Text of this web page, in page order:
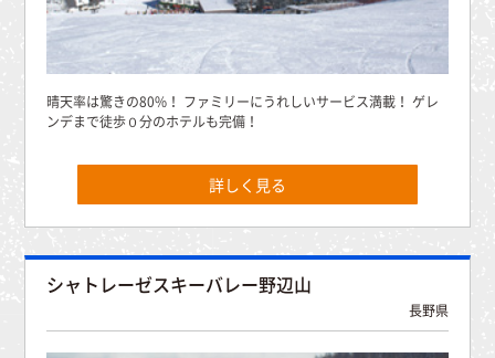
晴天率は驚きの80%！ ファミリーにうれしいサービス満載！ ゲレ
ンデまで徒歩０分のホテルも完備！
詳しく見る
シャトレーゼスキーバレー野辺山
長野県